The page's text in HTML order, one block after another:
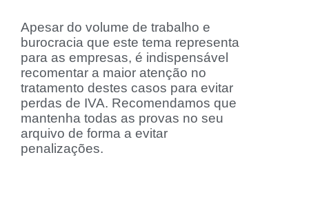
Apesar do volume de trabalho e
burocracia que este tema representa
para as empresas, é indispensável
recomentar a maior atenção no
tratamento destes casos para evitar
perdas de IVA. Recomendamos que
mantenha todas as provas no seu
arquivo de forma a evitar
penalizações.